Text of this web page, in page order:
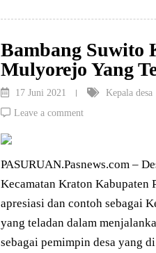
Bambang Suwito
Mulyorejo Yang
17 Juni 2021 Kepala desa
Leave a comment
PASURUAN.Pasnews.com –
Kecamatan Kraton Kabupaten
apresiasi dan contoh sebagai
yang teladan dalam
sebagai pemimpin desa yang